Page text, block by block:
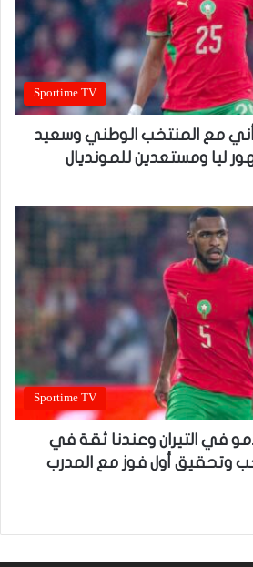
Sportime TV
مع المنتخب الوطني وسعيد
ليا ومستعدين للمونديال
Sportime TV
في التيران وعندنا ثقة في
وتحقيق أول فوز مع المدرب